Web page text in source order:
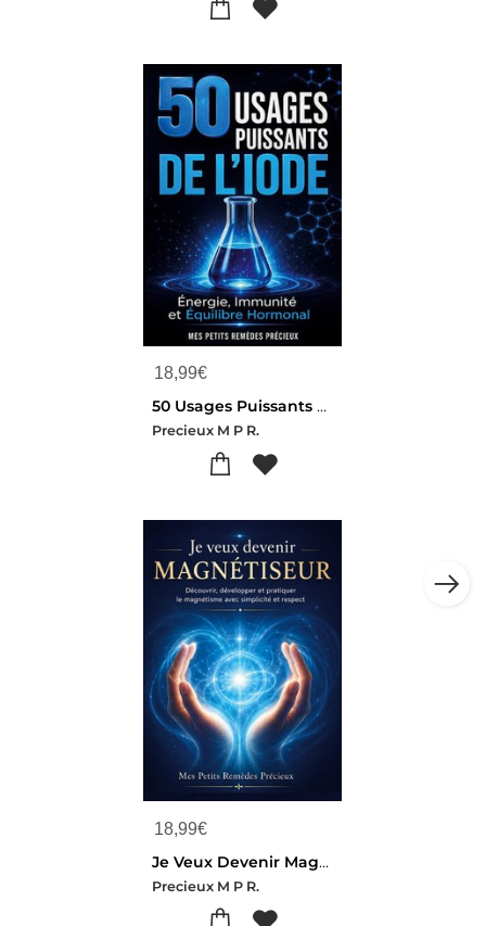
18,99€
50 Usages Puissants De L Iode - Energie, Immunite Et Equilibre Hormonal
Precieux M P R.
18,99€
Je Veux Devenir Magnetiseur - Decouvrir, Developper Et Pratiquer Le Magnetisme Avec Simplicite Et Re
Precieux M P R.